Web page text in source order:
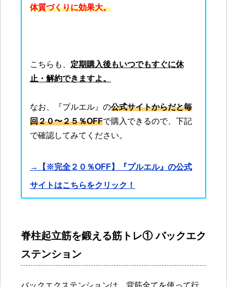
体質づくりに効果大。
こちらも、 定期購入後もいつでもすぐに休
止・解約できますよ。
なお、『プルエル』の公式サイトからだと毎
回２０〜２５％OFFで購入できるので、下記
で確認してみてください。
→【※完全２０％OFF】『プルエル』の公式
サイトはこちらをクリック！
脊柱起立筋を鍛える筋トレ① バックエク
ステンション